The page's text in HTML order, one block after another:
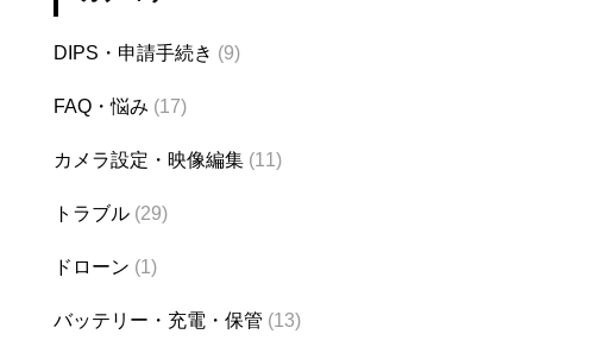
DIPS・申請手続き (9)
FAQ・悩み (17)
カメラ設定・映像編集 (11)
トラブル (29)
ドローン (1)
バッテリー・充電・保管 (13)